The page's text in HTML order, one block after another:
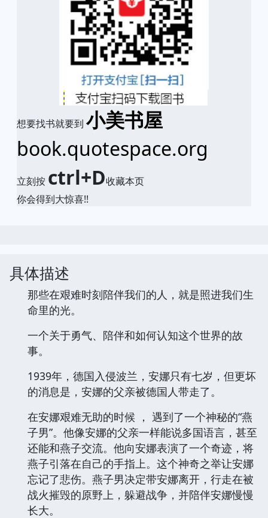
想要找书就要到 小美书屋
book.quotespace.org
立刻按 ctrl+D收藏本页
你会得到大惊喜!!
具体描述
那些在艰难时刻陪伴我们的人，就是照进我们生
命里的光。
一个关于勇气、陪伴和如何认知这个世界的故
事。
1939年，德国入侵波兰，安娜只有七岁，但更坏
的消息是，安娜的父亲被德国人带走了。
在安娜艰难无助的时候 ， 遇到了一个神秘的“燕
子男”。他像安娜的父亲一样能说多国语言，甚至
还能和燕子交流。他向安娜表演了一个奇迹，将
燕子引落在自己的手指上。这个神奇之举让安娜
忘记了悲伤。燕子男决定带安娜离开，行走在被
战火摧毁的原野上，躲避战争，并陪伴安娜慢慢
长大。